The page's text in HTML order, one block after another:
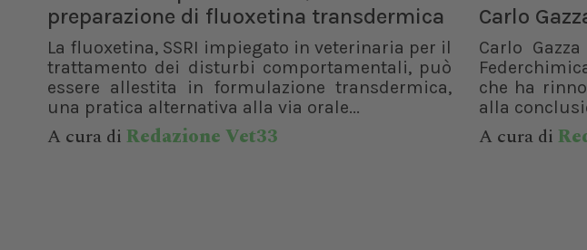
preparazione di fluoxetina transdermica
La fluoxetina, SSRI impiegato in veterinaria per il
trattamento dei disturbi comportamentali, può
essere allestita in formulazione transdermica,
una pratica alternativa alla via orale...
A cura di Redazione Vet33
Carlo
Carlo
che ha
alla
A cura di
Bologna (BO)